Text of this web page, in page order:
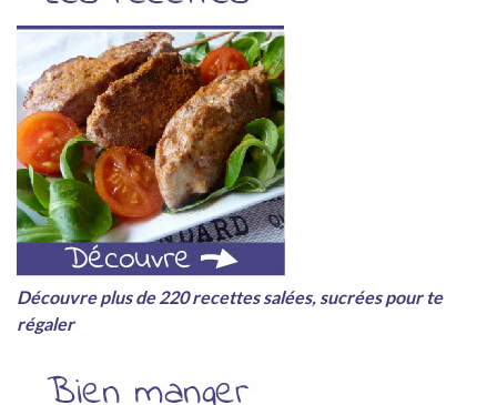
Découvre plus de 220 recettes salées, sucrées pour te
régaler